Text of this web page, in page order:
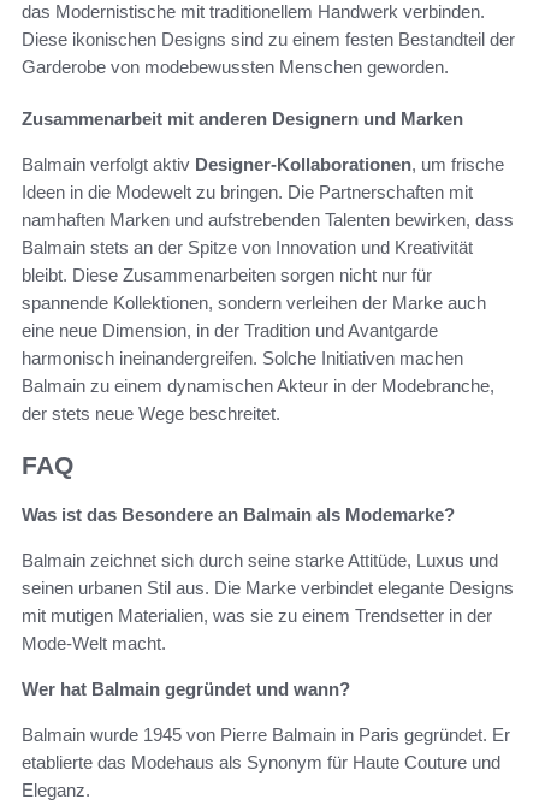
das Modernistische mit traditionellem Handwerk verbinden.
Diese ikonischen Designs sind zu einem festen Bestandteil der
Garderobe von modebewussten Menschen geworden.
Zusammenarbeit mit anderen Designern und Marken
Balmain verfolgt aktiv Designer-Kollaborationen, um frische
Ideen in die Modewelt zu bringen. Die Partnerschaften mit
namhaften Marken und aufstrebenden Talenten bewirken, dass
Balmain stets an der Spitze von Innovation und Kreativität
bleibt. Diese Zusammenarbeiten sorgen nicht nur für
spannende Kollektionen, sondern verleihen der Marke auch
eine neue Dimension, in der Tradition und Avantgarde
harmonisch ineinandergreifen. Solche Initiativen machen
Balmain zu einem dynamischen Akteur in der Modebranche,
der stets neue Wege beschreitet.
FAQ
Was ist das Besondere an Balmain als Modemarke?
Balmain zeichnet sich durch seine starke Attitüde, Luxus und
seinen urbanen Stil aus. Die Marke verbindet elegante Designs
mit mutigen Materialien, was sie zu einem Trendsetter in der
Mode-Welt macht.
Wer hat Balmain gegründet und wann?
Balmain wurde 1945 von Pierre Balmain in Paris gegründet. Er
etablierte das Modehaus als Synonym für Haute Couture und
Eleganz.